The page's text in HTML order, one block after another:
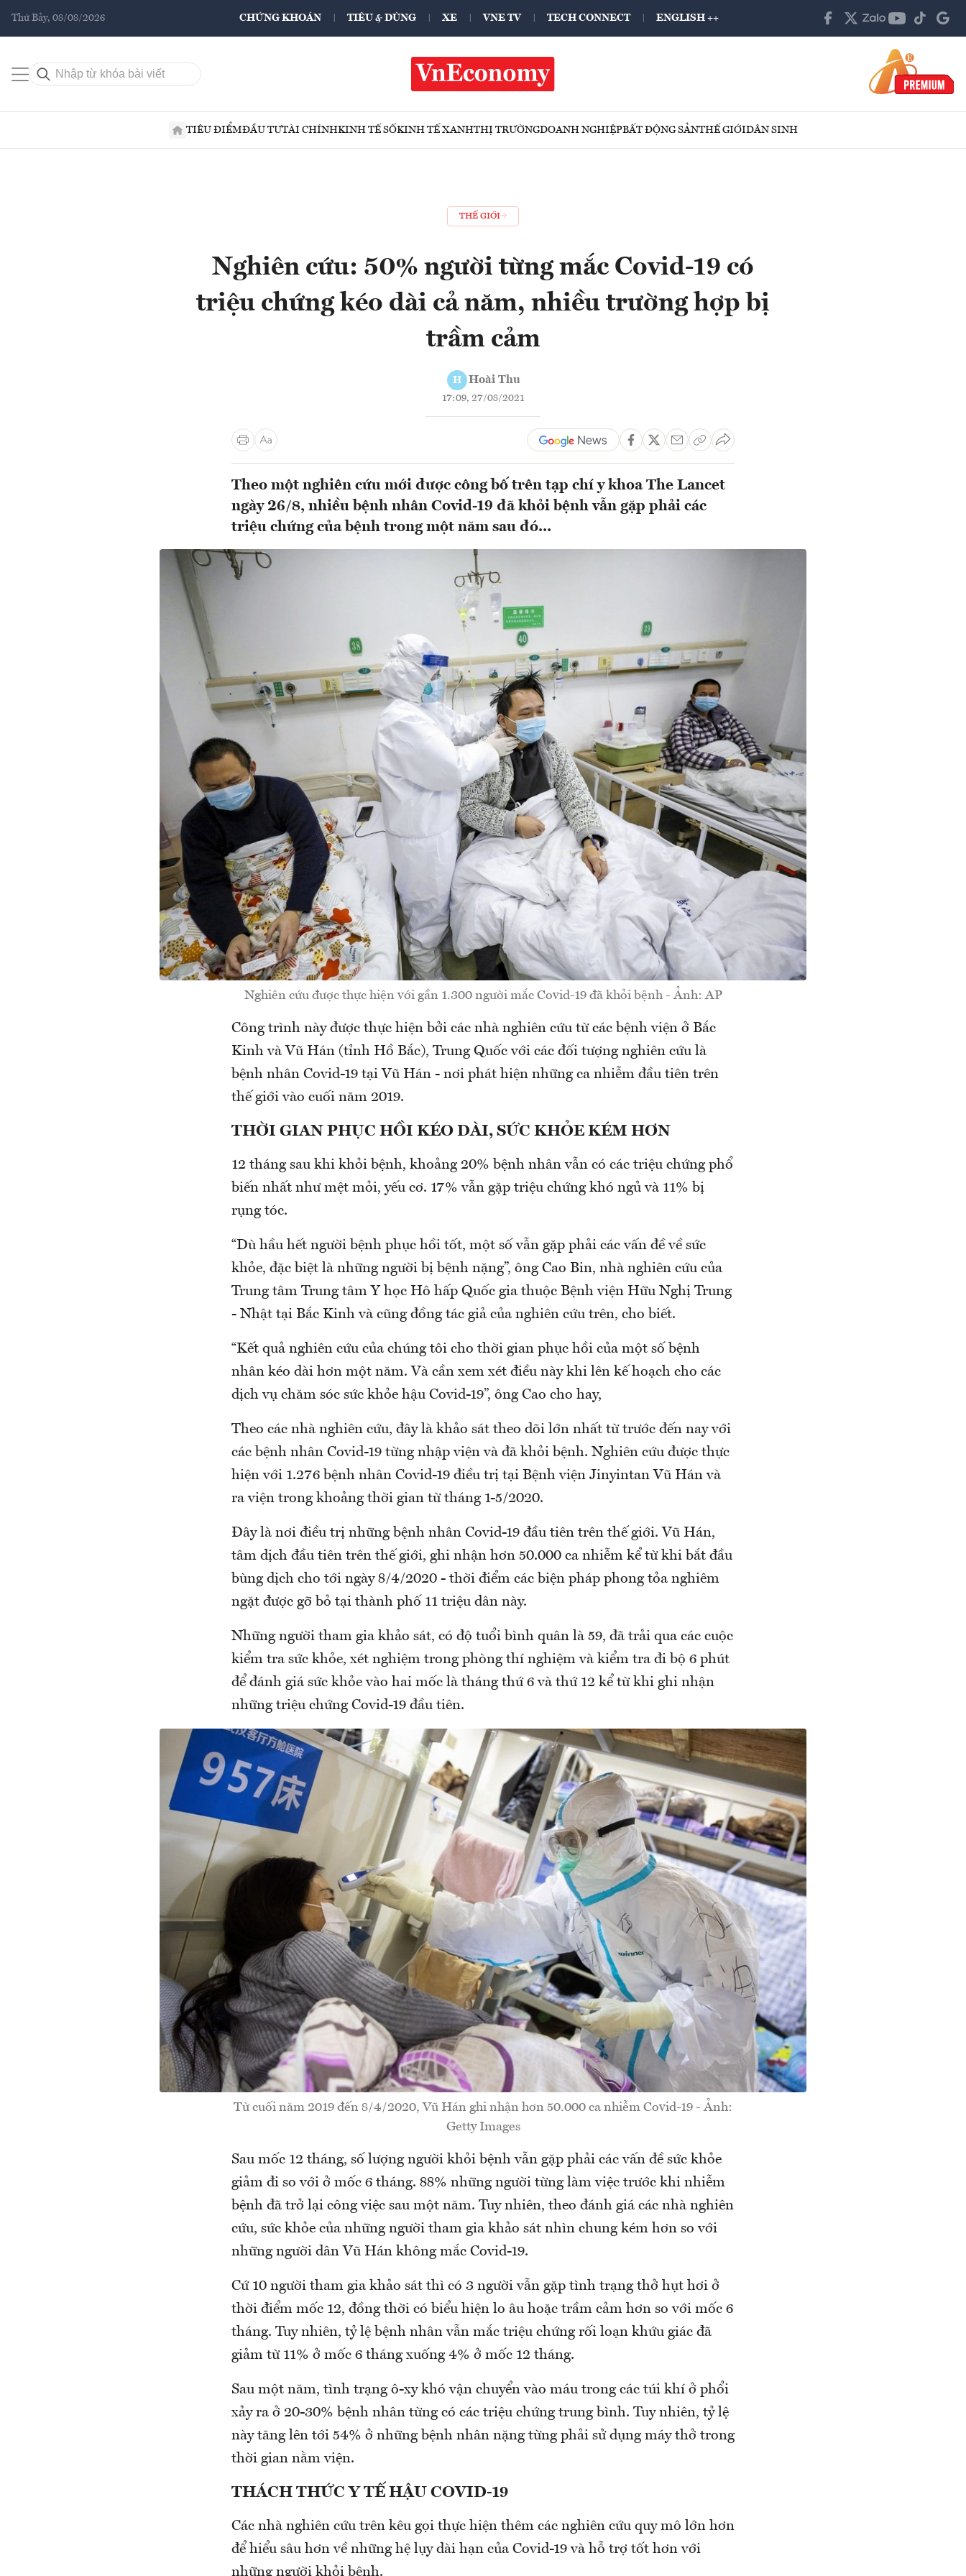
Thứ Bảy, 08/08/2026 CHỨNG KHOÁN TIÊU & DÙNG XE VNE TV TECH CONNECT ENGLISH ++
TIÊU ĐIỂMĐẦU TƯTÀI CHÍNHKINH TẾ SỐKINH TẾ XANHTHỊ TRƯỜNGDOANH NGHIỆPBẤT ĐỘNG SẢNTHẾ GIỚIDÂN SINH
THẾ GIỚI
Nghiên cứu: 50% người từng mắc Covid-19 có
triệu chứng kéo dài cả năm, nhiều trường hợp bị
trầm cảm
H Hoài Thu
17:09, 27/08/2021
Theo một nghiên cứu mới được công bố trên tạp chí y khoa The Lancet
ngày 26/8, nhiều bệnh nhân Covid-19 đã khỏi bệnh vẫn gặp phải các
triệu chứng của bệnh trong một năm sau đó...
Nghiên cứu được thực hiện với gần 1.300 người mắc Covid-19 đã khỏi bệnh - Ảnh: AP
Công trình này được thực hiện bởi các nhà nghiên cứu từ các bệnh viện ở Bắc
Kinh và Vũ Hán (tỉnh Hồ Bắc), Trung Quốc với các đối tượng nghiên cứu là
bệnh nhân Covid-19 tại Vũ Hán - nơi phát hiện những ca nhiễm đầu tiên trên
thế giới vào cuối năm 2019.
THỜI GIAN PHỤC HỒI KÉO DÀI, SỨC KHỎE KÉM HƠN
12 tháng sau khi khỏi bệnh, khoảng 20% bệnh nhân vẫn có các triệu chứng phổ
biến nhất như mệt mỏi, yếu cơ. 17% vẫn gặp triệu chứng khó ngủ và 11% bị
rụng tóc.
“Dù hầu hết người bệnh phục hồi tốt, một số vẫn gặp phải các vấn đề về sức
khỏe, đặc biệt là những người bị bệnh nặng”, ông Cao Bin, nhà nghiên cứu của
Trung tâm Trung tâm Y học Hô hấp Quốc gia thuộc Bệnh viện Hữu Nghị Trung
- Nhật tại Bắc Kinh và cũng đồng tác giả của nghiên cứu trên, cho biết.
“Kết quả nghiên cứu của chúng tôi cho thời gian phục hồi của một số bệnh
nhân kéo dài hơn một năm. Và cần xem xét điều này khi lên kế hoạch cho các
dịch vụ chăm sóc sức khỏe hậu Covid-19”, ông Cao cho hay,
Theo các nhà nghiên cứu, đây là khảo sát theo dõi lớn nhất từ trước đến nay với
các bệnh nhân Covid-19 từng nhập viện và đã khỏi bệnh. Nghiên cứu được thực
hiện với 1.276 bệnh nhân Covid-19 điều trị tại Bệnh viện Jinyintan Vũ Hán và
ra viện trong khoảng thời gian từ tháng 1-5/2020.
Đây là nơi điều trị những bệnh nhân Covid-19 đầu tiên trên thế giới. Vũ Hán,
tâm dịch đầu tiên trên thế giới, ghi nhận hơn 50.000 ca nhiễm kể từ khi bắt đầu
bùng dịch cho tới ngày 8/4/2020 - thời điểm các biện pháp phong tỏa nghiêm
ngặt được gỡ bỏ tại thành phố 11 triệu dân này.
Những người tham gia khảo sát, có độ tuổi bình quân là 59, đã trải qua các cuộc
kiểm tra sức khỏe, xét nghiệm trong phòng thí nghiệm và kiểm tra đi bộ 6 phút
để đánh giá sức khỏe vào hai mốc là tháng thứ 6 và thứ 12 kể từ khi ghi nhận
những triệu chứng Covid-19 đầu tiên.
Từ cuối năm 2019 đến 8/4/2020, Vũ Hán ghi nhận hơn 50.000 ca nhiễm Covid-19 - Ảnh:
Getty Images
Sau mốc 12 tháng, số lượng người khỏi bệnh vẫn gặp phải các vấn đề sức khỏe
giảm đi so với ở mốc 6 tháng. 88% những người từng làm việc trước khi nhiễm
bệnh đã trở lại công việc sau một năm. Tuy nhiên, theo đánh giá các nhà nghiên
cứu, sức khỏe của những người tham gia khảo sát nhìn chung kém hơn so với
những người dân Vũ Hán không mắc Covid-19.
Cứ 10 người tham gia khảo sát thì có 3 người vẫn gặp tình trạng thở hụt hơi ở
thời điểm mốc 12, đồng thời có biểu hiện lo âu hoặc trầm cảm hơn so với mốc 6
tháng. Tuy nhiên, tỷ lệ bệnh nhân vẫn mắc triệu chứng rối loạn khứu giác đã
giảm từ 11% ở mốc 6 tháng xuống 4% ở mốc 12 tháng.
Sau một năm, tình trạng ô-xy khó vận chuyển vào máu trong các túi khí ở phổi
xảy ra ở 20-30% bệnh nhân từng có các triệu chứng trung bình. Tuy nhiên, tỷ lệ
này tăng lên tới 54% ở những bệnh nhân nặng từng phải sử dụng máy thở trong
thời gian nằm viện.
THÁCH THỨC Y TẾ HẬU COVID-19
Các nhà nghiên cứu trên kêu gọi thực hiện thêm các nghiên cứu quy mô lớn hơn
để hiểu sâu hơn về những hệ lụy dài hạn của Covid-19 và hỗ trợ tốt hơn với
những người khỏi bệnh.